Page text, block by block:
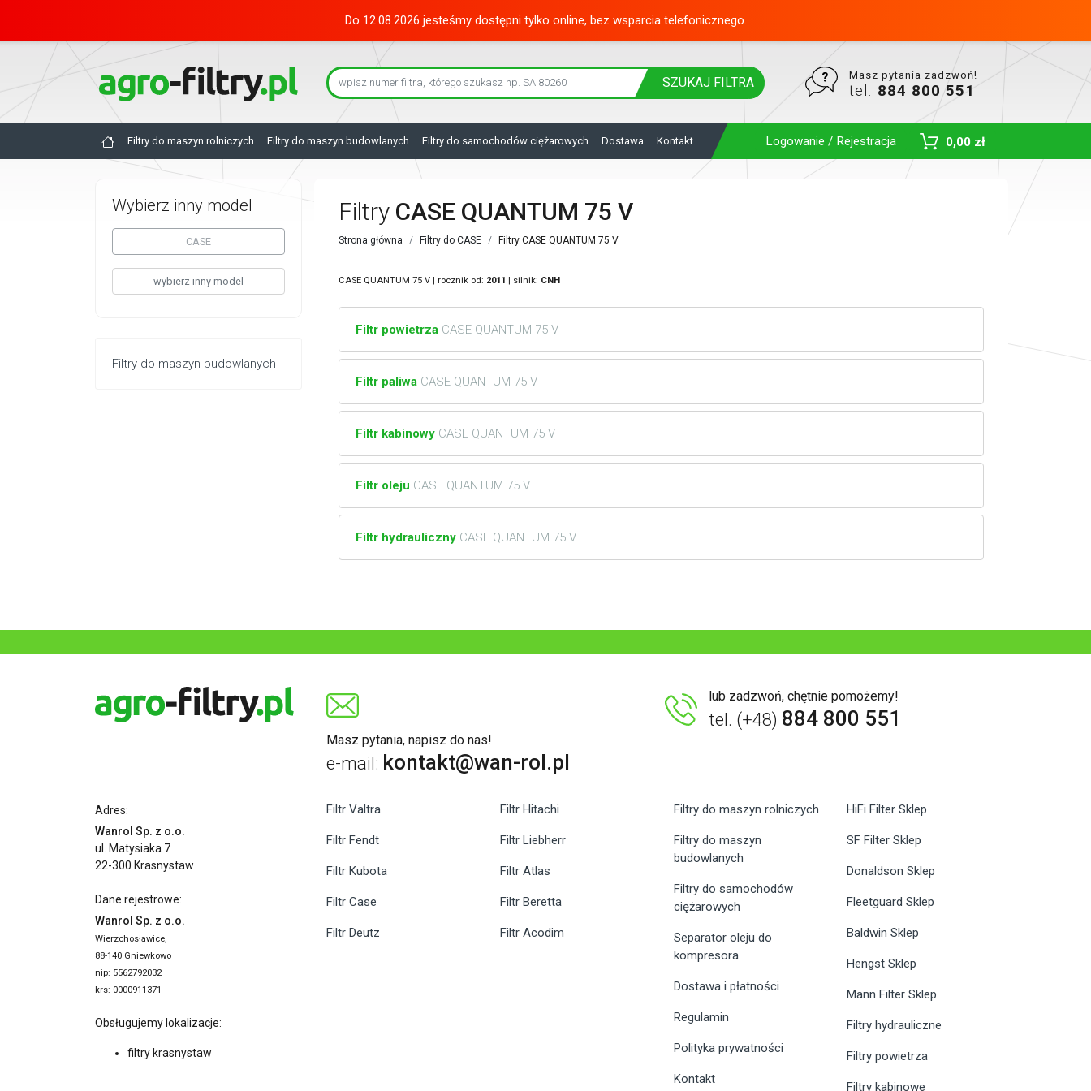
Do 12.08.2026 jesteśmy dostępni tylko online, bez wsparcia telefonicznego.
SZUKAJ FILTRA Masz pytania zadzwoń!
tel. 884 800 551
Filtry do maszyn rolniczych Filtry do maszyn budowlanych Filtry do samochodów ciężarowych Dostawa Kontakt Logowanie / Rejestracja 0,00 zł
Toggle Dropdown
Wybierz inny model
CASE
wybierz inny model
Filtry do maszyn budowlanych
Filtry CASE QUANTUM 75 V
Strona główna Filtry do CASE Filtry CASE QUANTUM 75 V
CASE QUANTUM 75 V | rocznik od: 2011 | silnik: CNH
Filtr powietrza CASE QUANTUM 75 V
Filtr paliwa CASE QUANTUM 75 V
Filtr kabinowy CASE QUANTUM 75 V
Filtr oleju CASE QUANTUM 75 V
Filtr hydrauliczny CASE QUANTUM 75 V
Masz pytania, napisz do nas!
e-mail: kontakt@wan-rol.pl
lub zadzwoń, chętnie pomożemy!
tel. (+48) 884 800 551
Adres:
Wanrol Sp. z o.o.
ul. Matysiaka 7
22-300 Krasnystaw
Dane rejestrowe:
Wanrol Sp. z o.o.
Wierzchosławice,
88-140 Gniewkowo
nip: 5562792032
krs: 0000911371
Obsługujemy lokalizacje:
filtry krasnystaw
Filtr Valtra
Filtr Fendt
Filtr Kubota
Filtr Case
Filtr Deutz
Filtr Hitachi
Filtr Liebherr
Filtr Atlas
Filtr Beretta
Filtr Acodim
Filtry do maszyn rolniczych
Filtry do maszyn
budowlanych
Filtry do samochodów
ciężarowych
Separator oleju do
kompresora
Dostawa i płatności
Regulamin
Polityka prywatności
Kontakt
HiFi Filter Sklep
SF Filter Sklep
Donaldson Sklep
Fleetguard Sklep
Baldwin Sklep
Hengst Sklep
Mann Filter Sklep
Filtry hydrauliczne
Filtry powietrza
Filtry kabinowe